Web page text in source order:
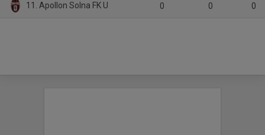
11. Apollon Solna FK U 0 0 0